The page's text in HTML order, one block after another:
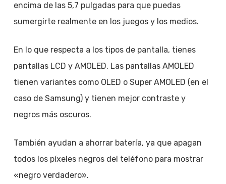
encima de las 5,7 pulgadas para que puedas
sumergirte realmente en los juegos y los medios.
En lo que respecta a los tipos de pantalla, tienes
pantallas LCD y AMOLED. Las pantallas AMOLED
tienen variantes como OLED o Super AMOLED (en el
caso de Samsung) y tienen mejor contraste y
negros más oscuros.
También ayudan a ahorrar batería, ya que apagan
todos los píxeles negros del teléfono para mostrar
«negro verdadero».